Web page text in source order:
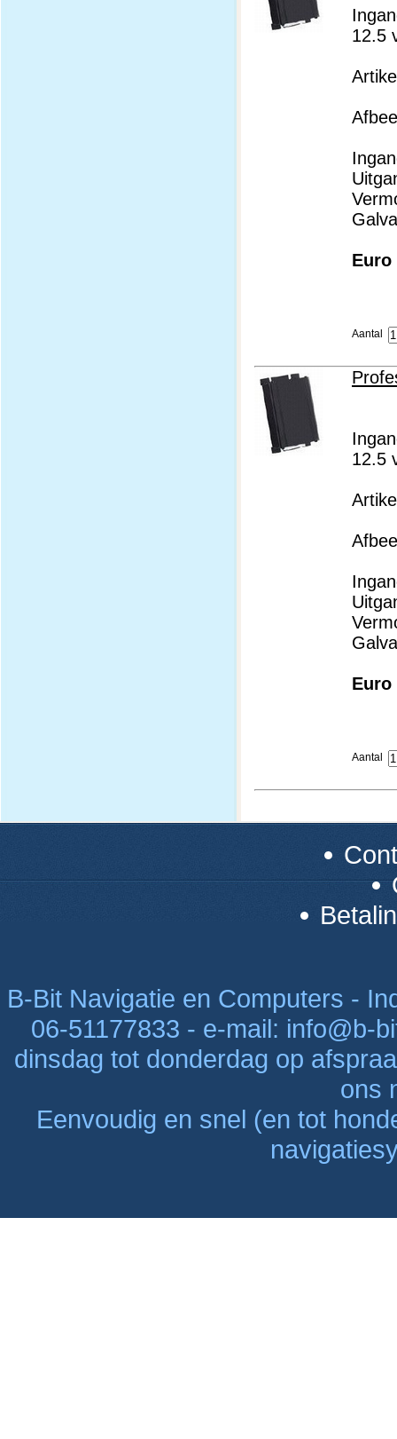
12.5
Euro
Aantal
12.5
Euro
Aantal
B-Bit Navigatie en Computers -
06-51177833 - e-mail: info@b-
dinsdag tot donderdag op
ons
Eenvoudig en snel (en tot